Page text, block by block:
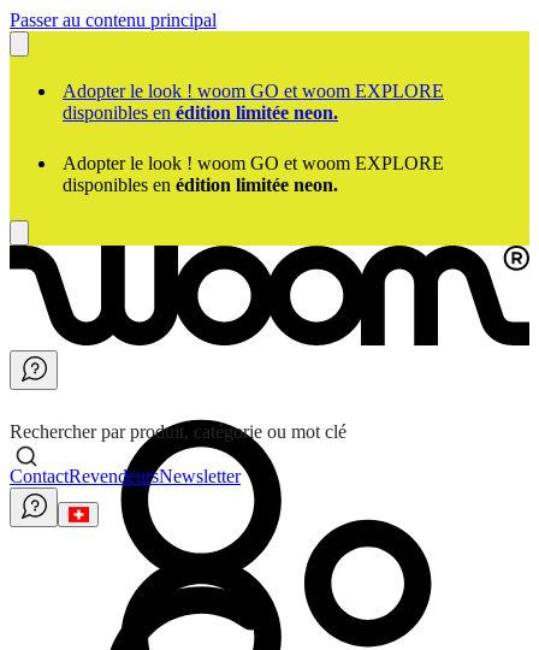
Passer au contenu principal
Adopter le look ! woom GO et woom EXPLORE
disponibles en édition limitée neon.
Adopter le look ! woom GO et woom EXPLORE
disponibles en édition limitée neon.
Rechercher par produit, catégorie ou mot clé
ContactRevendeursNewsletter